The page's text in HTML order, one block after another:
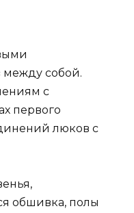
собой.
с
первого
люков с
обшивка, полы